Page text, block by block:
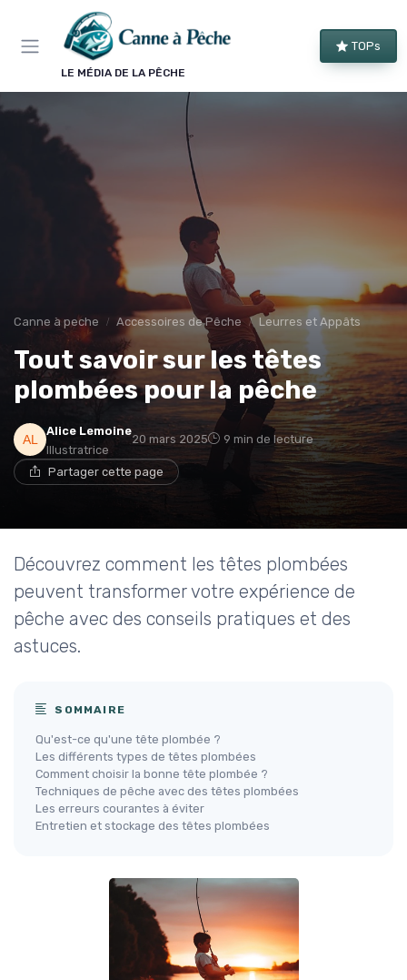
LE MÉDIA DE LA PÊCHE
TOPs
Canne à peche Accessoires de Pêche Leurres et Appâts
Tout savoir sur les têtes
plombées pour la pêche
Alice Lemoine
Illustratrice
20 mars 2025 9 min de lecture
Partager cette page
Découvrez comment les têtes plombées
peuvent transformer votre expérience de
pêche avec des conseils pratiques et des
astuces.
SOMMAIRE
Qu'est-ce qu'une tête plombée ?
Les différents types de têtes plombées
Comment choisir la bonne tête plombée ?
Techniques de pêche avec des têtes plombées
Les erreurs courantes à éviter
Entretien et stockage des têtes plombées
Panneau de gestion des cookies